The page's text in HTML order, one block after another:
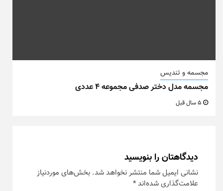
مجسمه و تندیس
مجسمه مدل دختر صدفی مجموعه ۴ عددی
دیدگاهتان را بنویسید
نشانی ایمیل شما منتشر نخواهد شد. بخش‌های موردنیاز
علامت‌گذاری شده‌اند*